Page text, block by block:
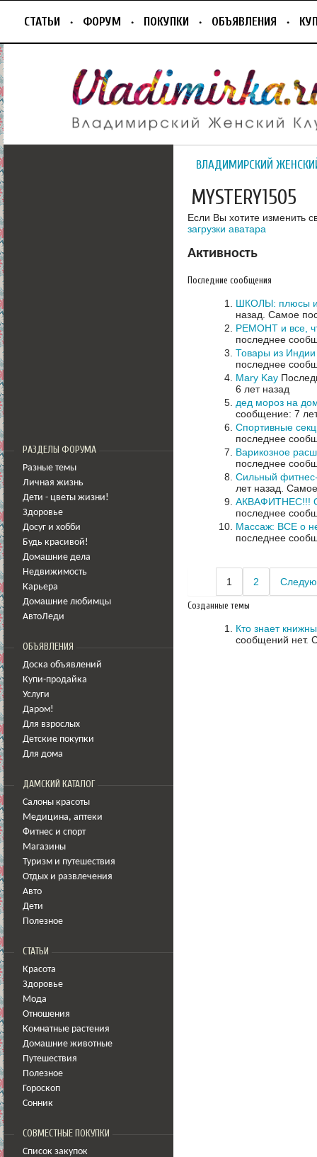
СТАТЬИ ФОРУМ ПОКУПКИ ОБЪЯВЛЕНИЯ
РАЗДЕЛЫ ФОРУМА
Разные темы
Личная жизнь
Дети - цветы жизни!
Здоровье
Досуг и хобби
Будь красивой!
Домашние дела
Недвижимость
Карьера
Домашние любимцы
АвтоЛеди
ОБЪЯВЛЕНИЯ
Доска объявлений
Купи-продайка
Услуги
Даром!
Для взрослых
Детские покупки
Для дома
ДАМСКИЙ КАТАЛОГ
Салоны красоты
Медицина, аптеки
Фитнес и спорт
Магазины
Туризм и путешествия
Отдых и развлечения
Авто
Дети
Полезное
СТАТЬИ
Красота
Здоровье
Мода
Отношения
Комнатные растения
Домашние животные
Путешествия
Полезное
Гороскоп
Сонник
СОВМЕСТНЫЕ ПОКУПКИ
Список закупок
ВЛАДИМИРСКИЙ
MYSTERY1505
Если Вы хотите изменить
загрузки аватара
Активность
Последние сообщения
ШКОЛЫ: плюсы и
назад. Самое
РЕМОНТ и все,
последнее
Товары из
последнее
Mary Kay
6 лет назад
дед мороз на
сообщение: 7
Спортивные
последнее
Варикозное
последнее
Сильный
лет назад.
АКВАФИТНЕС!!!
последнее
Массаж: ВСЕ о
последнее
1 2
Созданные темы
Кто знает
сообщений нет.